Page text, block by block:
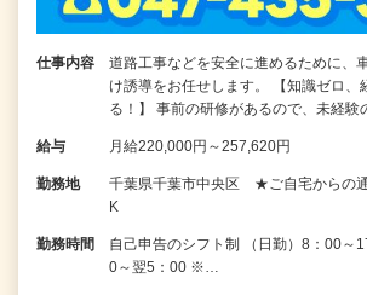
仕事内容
道路工事などを安全に進めるために、
け誘導をお任せします。 【知識ゼロ、
る！】 事前の研修があるので、未経
給与 月給220,000円～257,620円
勤務地
千葉県千葉市中央区 ★ご自宅からの
K
勤務時間
自己申告のシフト制 （日勤）8：00～
0～翌5：00 ※…